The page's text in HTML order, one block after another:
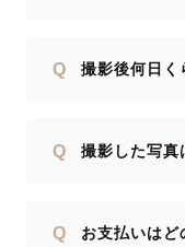
Q 撮影後何日く
Q 撮影した写真
Q お支払いはど